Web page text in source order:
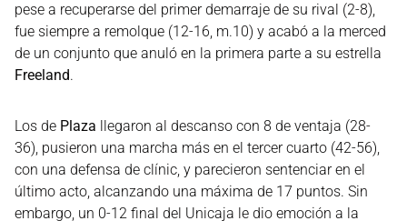
pese a recuperarse del primer demarraje de su rival (2-8),
fue siempre a remolque (12-16, m.10) y acabó a la merced
de un conjunto que anuló en la primera parte a su estrella
Freeland.
Los de Plaza llegaron al descanso con 8 de ventaja (28-
36), pusieron una marcha más en el tercer cuarto (42-56),
con una defensa de clínic, y parecieron sentenciar en el
último acto, alcanzando una máxima de 17 puntos. Sin
embargo, un 0-12 final del Unicaja le dio emoción a la